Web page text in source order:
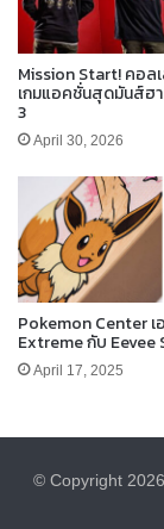
Mission Start! คอล
เกมแอคชั่นสุดมันส์ฮ
3
April 30, 2026
Pokemon Center เ
Extreme กับ Eevee
April 17, 2025
© Copyright